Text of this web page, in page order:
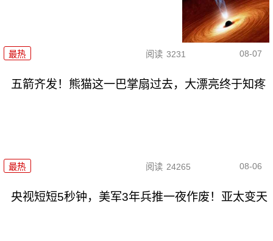
最热 阅读 3231 08-07
五箭齐发！熊猫这一巴掌扇过去，大漂亮终于知疼
最热 阅读 24265 08-06
央视短短5秒钟，美军3年兵推一夜作废！亚太变天